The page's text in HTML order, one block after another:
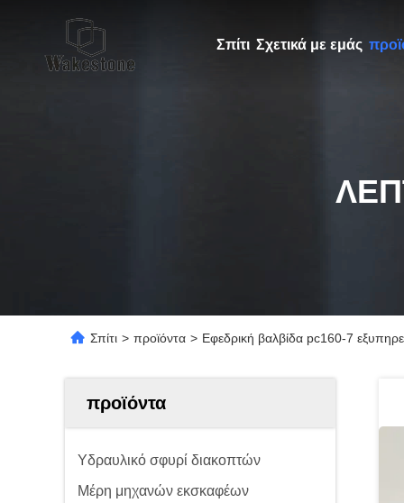
Σπίτι Σχετικά με εμάς
Σπίτι > προϊόντα > Εφεδρική βαλβίδα pc160-7
προϊόντα
Υδραυλικό σφυρί διακοπτών
Μέρη μηχανών εκσκαφέων